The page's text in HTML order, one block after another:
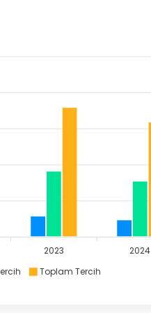
2023 2024
Toplam Tercih